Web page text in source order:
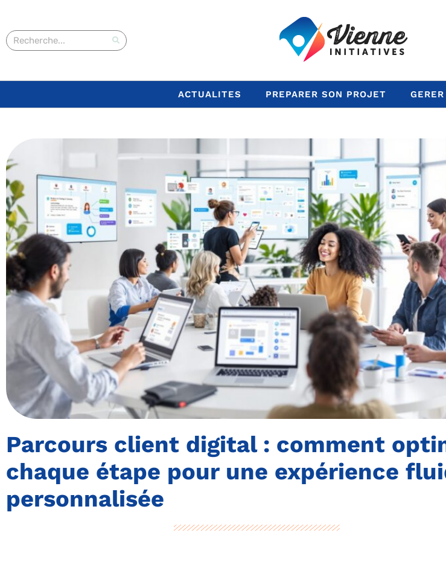
ACTUALITES PREPARER SON PROJET
Parcours client digital : comment
chaque étape pour une expérience
personnalisée